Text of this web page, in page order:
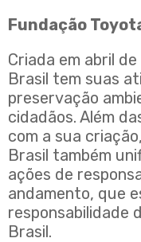
Fundação
Criada em abril
Brasil tem suas
preservação
cidadãos. Além
com a sua
Brasil também
ações de
andamento, que
responsabilidade
Brasil.